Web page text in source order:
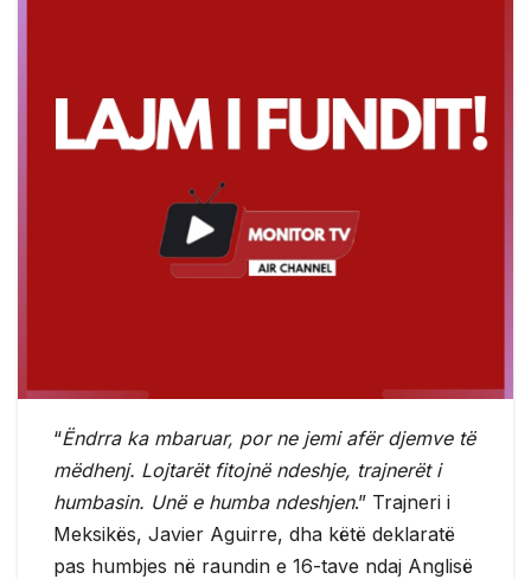
“Ëndrra ka mbaruar, por ne jemi afër djemve të
mëdhenj. Lojtarët fitojnë ndeshje, trajnerët i
humbasin. Unë e humba ndeshjen.” Trajneri i
Meksikës, Javier Aguirre, dha këtë deklaratë
pas humbjes në raundin e 16-tave ndaj Anglisë